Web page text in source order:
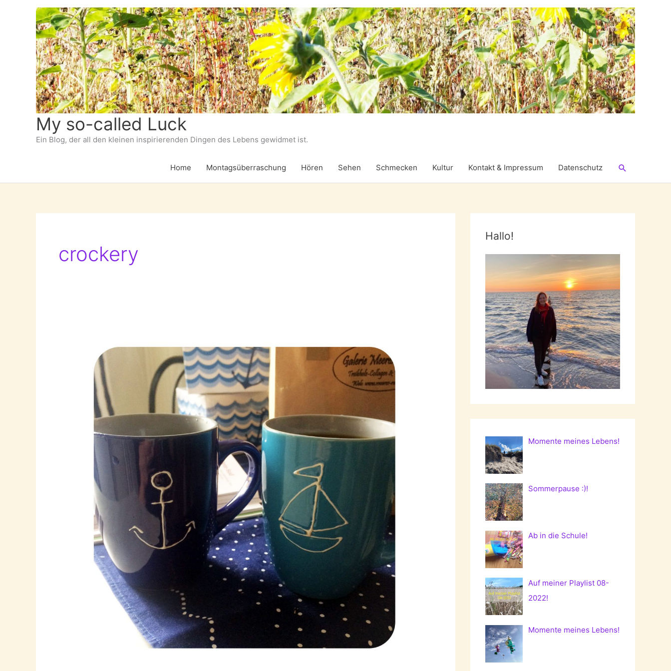
My so-called Luck
Ein Blog, der all den kleinen inspirierenden Dingen des Lebens gewidmet ist.
Home Montagsüberraschung Hören Sehen Schmecken Kultur Kontakt & Impressum Datenschutz Suchen
crockery
Hallo!
Momente meines Lebens!
Sommerpause :)!
Ab in die Schule!
Auf meiner Playlist 08-
2022!
Momente meines Lebens!